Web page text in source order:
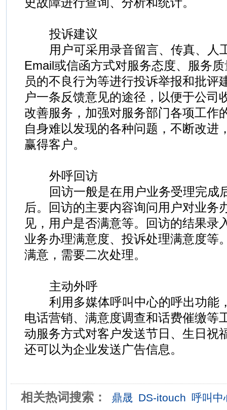
投诉建议
用户可采用录音留言、传真、人
Email或信函方式对服务态度、服务
员的不良行为等进行投诉举报和批评
户一条反馈意见的途径，以便于公司
改善服务，加强对服务部门各项工作
自身难以发现的各种问题，不断改进
赢得客户。
外呼回访
回访一般是在用户业务受理完成
后。回访的主要内容询问用户对业务
见，用户是否满意等。回访的结果录
业务办理满意度、投诉处理满意度等
满意，需要二次处理。
主动外呼
利用多媒体呼叫中心的呼出功能
电话营销、满意度调查和话费催缴等
动服务方式对客户发送节日、生日祝
还可以为企业发送广告信息。
相关热词搜索： 鼎晟 DS-itouch 呼叫中